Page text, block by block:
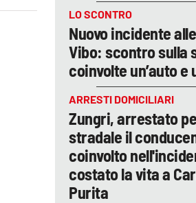
LO SCONTRO
Nuovo incidente
Vibo: scontro sulla
coinvolte un’auto e
ARRESTI DOMICILIARI
Zungri, arrestato
stradale il
coinvolto
costato la vita a
Purita